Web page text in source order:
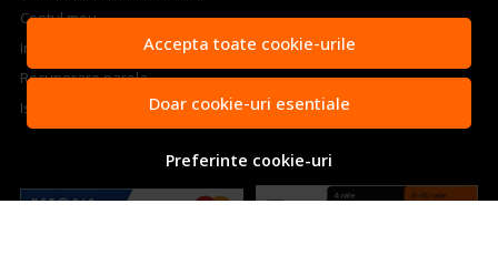
Accepta toate cookie-urile
Doar cookie-uri esentiale
Preferinte cookie-uri
Contul meu
Inregistrare
Recuperare parola
Istoric comenzi